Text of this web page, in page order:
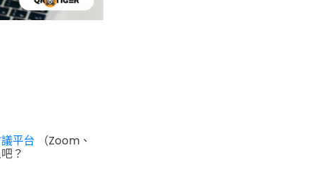
平台 （Zoom、
？